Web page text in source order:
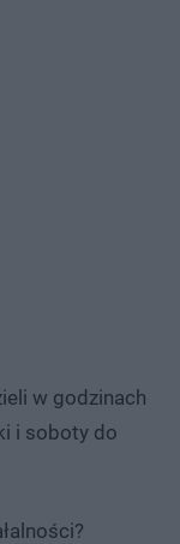
w godzinach
i soboty do